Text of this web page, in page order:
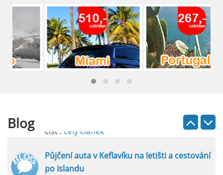
Blog
brána do regionu Costa Blanca, se nachází
přibližně 9 km od centra Alicante.
číst :celý článek
Pronájem auta na letišti Lefkada: Kompletní
průvodce
Půjčení auta na letišti Lefkada je skvělý
číst : celý článek
Půjčení auta v Keflavíku na letišti a cestování
po Islandu